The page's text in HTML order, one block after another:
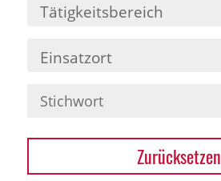
Tätigkeitsbereich
Einsatzort
Zurücksetzen